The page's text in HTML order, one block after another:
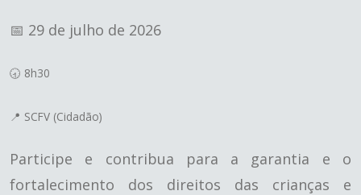
📅 29 de julho de 2026
🕣 8h30
📍 SCFV (Cidadão)
Participe e contribua para a garantia e o
fortalecimento dos direitos das crianças e